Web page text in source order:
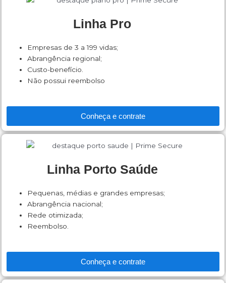
Linha Pro
Empresas de 3 a 199 vidas;
Abrangência regional;
Custo-benefício.
Não possui reembolso
Conheça e contrate
Linha Porto Saúde
Pequenas, médias e grandes empresas;
Abrangência nacional;
Rede otimizada;
Reembolso.
Conheça e contrate